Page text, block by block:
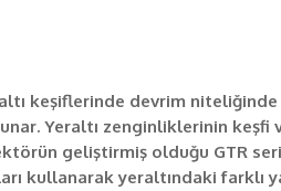
keşiflerinde devrim
Yeraltı zenginliklerinin keşfi
geliştirmiş olduğu GTR
kullanarak yeraltındaki farklı